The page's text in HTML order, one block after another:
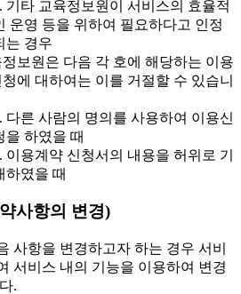
기타 교육정보원이 서비스의 효율적
운영 등을 위하여 필요하다고 인정
는 경우
보원은 다음 각 호에 해당하는 이용
에 대하여는 이를 거절할 수 있습니
다른 사람의 명의를 사용하여 이용신
을 하였을 때
이용계약 신청서의 내용을 허위로 기
하였을 때
사항의 변경)
사항을 변경하고자 하는 경우 서비
서비스 내의 기능을 이용하여 변경
.